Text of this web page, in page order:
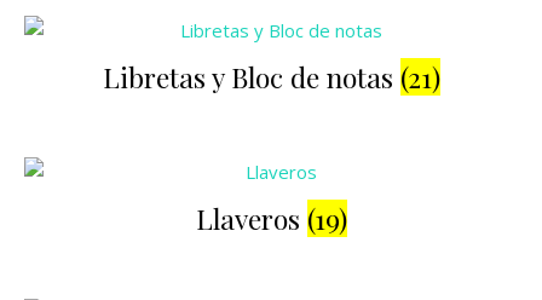
Libretas y Bloc de notas (21)
Llaveros (19)